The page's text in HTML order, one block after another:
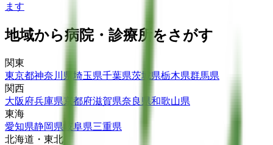
ます
地域から病院・診療所をさがす
関東
東京都神奈川県 埼玉県千葉県茨城県栃木県群馬県
関西
大阪府兵庫県京都府滋賀県奈良県和歌山県
東海
愛知県静岡県 岐阜県三重県
北海道・東北